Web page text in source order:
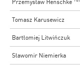
Przemysław Henschke
Tomasz Karusewicz
Bartłomiej Litwińczuk
Sławomir Niemierka